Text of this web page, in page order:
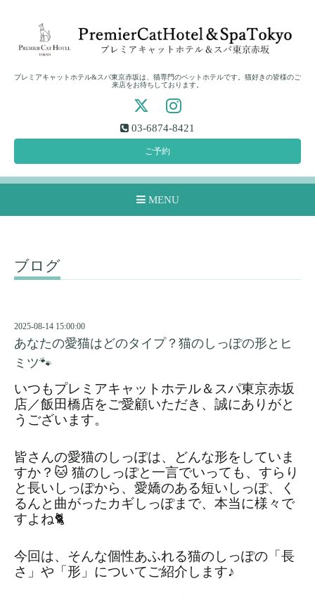
プレミアキャットホテル&スパ東京赤坂は、猫専門のペットホテルです。猫好きの皆様のご
来店をお待ちしております。
03-6874-8421
ご予約
MENU
ブログ
2025-08-14 15:00:00
あなたの愛猫はどのタイプ？猫のしっぽの形とヒ
ミツ🐾
いつもプレミアキャットホテル＆スパ東京赤坂
店／飯田橋店をご愛顧いただき、誠にありがと
うございます。
皆さんの愛猫のしっぽは、どんな形をしていま
すか？🐱 猫のしっぽと一言でいっても、すらり
と長いしっぽから、愛嬌のある短いしっぽ、く
るんと曲がったカギしっぽまで、本当に様々で
すよね🐈
今回は、そんな個性あふれる猫のしっぽの「長
さ」や「形」についてご紹介します♪